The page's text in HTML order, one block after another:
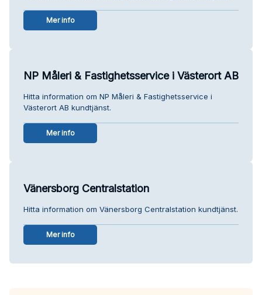
Mer info
NP Måleri & Fastighetsservice i Västerort AB
Hitta information om NP Måleri & Fastighetsservice i
Västerort AB kundtjänst.
Mer info
Vänersborg Centralstation
Hitta information om Vänersborg Centralstation kundtjänst.
Mer info